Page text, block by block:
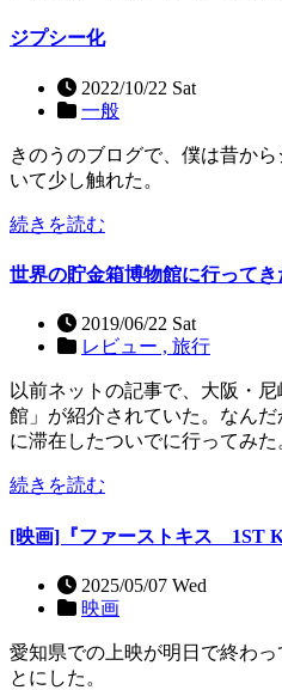
ジプシー化
2022/10/22 Sat
一般
きのうのブログで、僕は昔か
いて少し触れた。
続きを読む
世界の貯金箱博物館に行ってき
2019/06/22 Sat
レビュー , 旅行
以前ネットの記事で、大阪・
館」が紹介されていた。なん
に滞在したついでに行ってみた
続きを読む
[映画]『ファーストキス 1ST
2025/05/07 Wed
映画
愛知県での上映が明日で終わ
とにした。